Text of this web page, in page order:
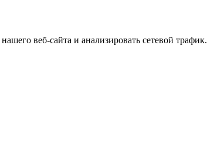
веб-сайта и анализировать сетевой трафик.